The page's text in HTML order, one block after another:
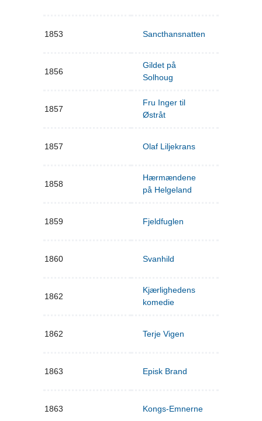
1853 Sancthansnatten
1856
Gildet på
Solhoug
1857
Fru Inger til
Østråt
1857 Olaf Liljekrans
1858
Hærmændene
på Helgeland
1859 Fjeldfuglen
1860 Svanhild
1862
Kjærlighedens
komedie
1862 Terje Vigen
1863 Episk Brand
1863 Kongs-Emnerne